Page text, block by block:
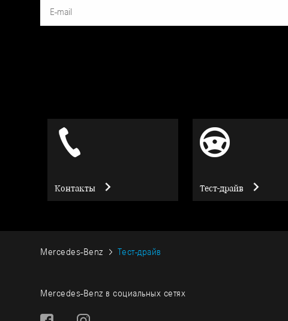
Контакты Тест-драйв
Mercedes-Benz Тест-драйв
Mercedes-Benz в социальных сетях